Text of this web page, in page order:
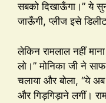
सबको दिखाऊँगा।” ये
जाऊँगी, प्लीज इसे
लेकिन रामलाल नहीं
लो।” मोनिका जी ने
चलाया और बोला, “ये अब
और गिड़गिड़ाने लगीं।